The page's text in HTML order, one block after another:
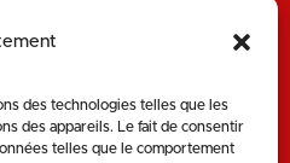
des technologies telles que les
des appareils. Le fait de consentir
telles que le comportement